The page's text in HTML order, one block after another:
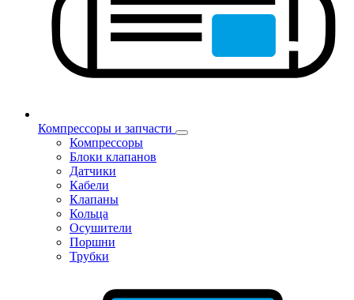
Компрессоры и запчасти
Компрессоры
Блоки клапанов
Датчики
Кабели
Клапаны
Кольца
Осушители
Поршни
Трубки